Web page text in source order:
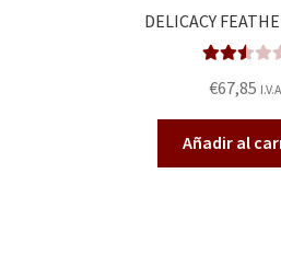
DELICACY
do en
2.57
de 5
€67,85 I.V.A
Añadir al